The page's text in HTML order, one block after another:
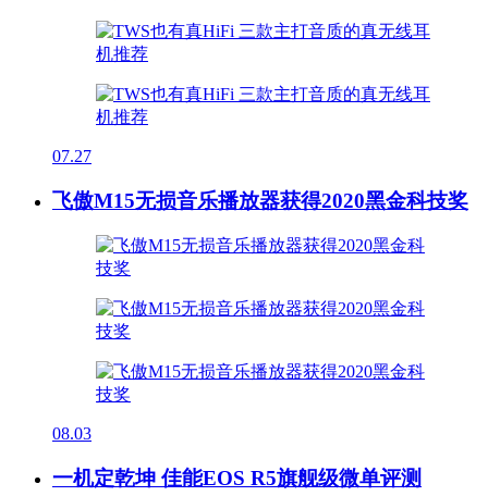
07.27
飞傲M15无损音乐播放器获得2020黑金科技奖
08.03
一机定乾坤 佳能EOS R5旗舰级微单评测